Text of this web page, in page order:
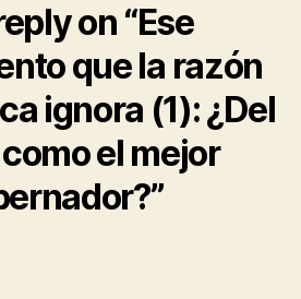
on “Ese
que la razón
ignora (1): ¿Del
el mejor